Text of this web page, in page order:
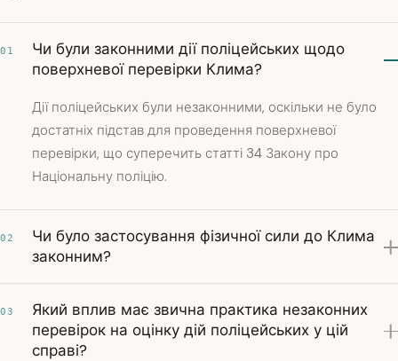
01
Чи були законними дії поліцейських щодо
поверхневої перевірки Клима?
Дії поліцейських були незаконними, оскільки не було
достатніх підстав для проведення поверхневої
перевірки, що суперечить статті 34 Закону про
Національну поліцію.
02
Чи було застосування фізичної сили до Клима
законним?
03
Який вплив має звична практика незаконних
перевірок на оцінку дій поліцейських у цій
справі?